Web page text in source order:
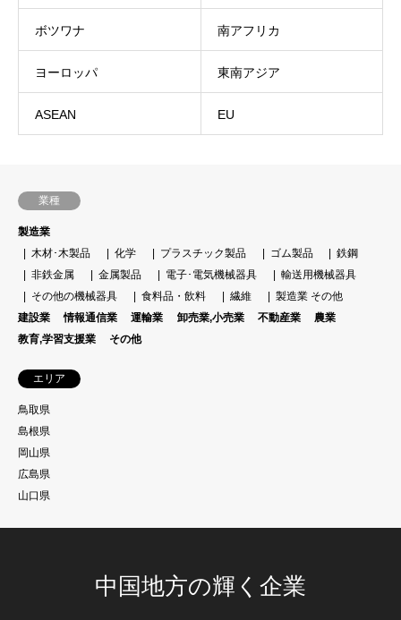
ボツワナ 南アフリカ
ヨーロッパ 東南アジア
ASEAN EU
業種
製造業
木材･木製品
化学 プラスチック製品 ゴム製品
鉄鋼
非鉄金属
金属製品 電子･電気機械器具
輸送用機械器具
その他の機械器具
食料品・飲料 繊維
製造業 その他
建設業
情報通信業 運輸業 卸売業,小売業 不動産業
農業
教育,学習支援業
その他
エリア
鳥取県
島根県
岡山県
広島県
山口県
中国地方の輝く企業